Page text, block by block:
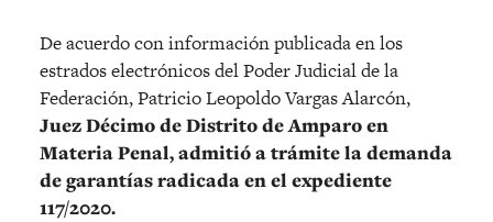
De acuerdo con información publicada en los
estrados electrónicos del Poder Judicial de la
Federación, Patricio Leopoldo Vargas Alarcón,
Juez Décimo de Distrito de Amparo en
Materia Penal, admitió a trámite la demanda
de garantías radicada en el expediente
117/2020.